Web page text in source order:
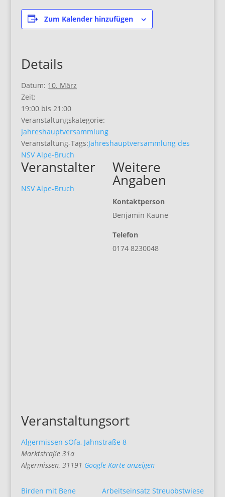
Zum Kalender hinzufügen
Details
Datum: 10. März
Zeit:
19:00 bis 21:00
Veranstaltungskategorie:
Jahreshauptversammlung
Veranstaltung-Tags:Jahreshauptversammlung des
NSV Alpe-Bruch
Veranstalter
NSV Alpe-Bruch
Weitere
Angaben
Kontaktperson
Benjamin Kaune
Telefon
0174 8230048
Veranstaltungsort
Algermissen sOfa, Jahnstraße 8
Marktstraße 31a
Algermissen, 31191 Google Karte anzeigen
Birden mit Bene Arbeitseinsatz Streuobstwiese